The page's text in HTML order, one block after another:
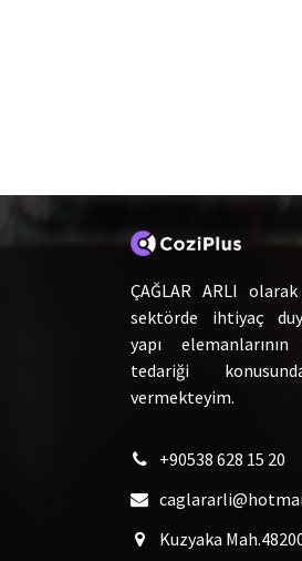
ÇAĞLAR ARLI
sektörde ihtiyaç
yapı
tedariği
vermekteyim.
+90538 628 15 20
Kuzyaka